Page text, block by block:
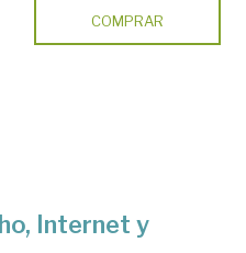
COMPRAR
Internet y